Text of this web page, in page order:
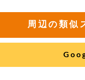
周辺の類似